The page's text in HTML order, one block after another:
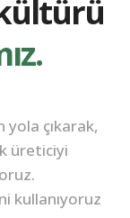
çıkarak,
üreticiyi
kullanıyoruz